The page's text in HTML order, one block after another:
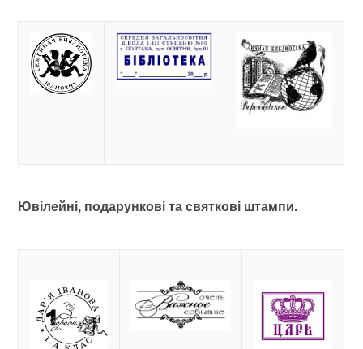
Ювілейні, подарункові та святкові штампи.